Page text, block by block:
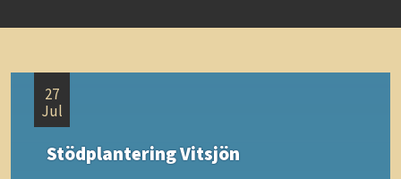
27
Jul
Stödplantering Vitsjön